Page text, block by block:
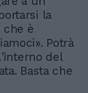
la
che è
Potrà
del
Basta che